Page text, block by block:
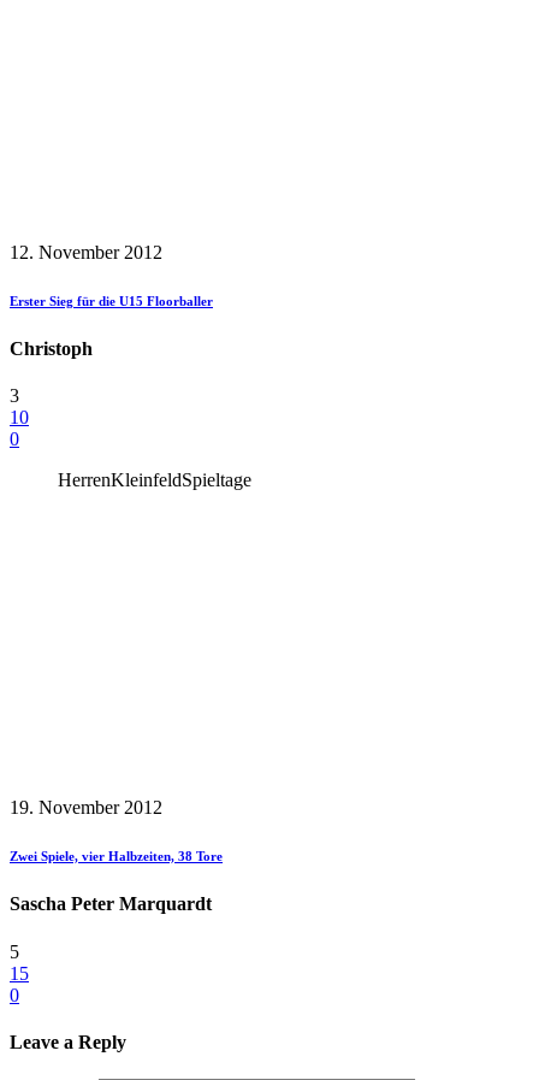
12. November 2012
Erster Sieg für die U15 Floorballer
Christoph
3
10
0
HerrenKleinfeldSpieltage
19. November 2012
Zwei Spiele, vier Halbzeiten, 38 Tore
Sascha Peter Marquardt
5
15
0
Leave a Reply